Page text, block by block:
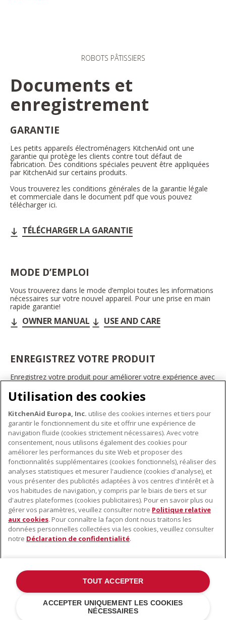
ROBOTS PÂTISSIERS
Documents et
enregistrement
GARANTIE
Les petits appareils électroménagers KitchenAid ont une
garantie qui protège les clients contre tout défaut de
fabrication. Des conditions spéciales peuvent être appliquées
par KitchenAid sur certains produits.
Vous trouverez les conditions générales de la garantie légale
et commerciale dans le document pdf que vous pouvez
télécharger ici.
TÉLÉCHARGER LA GARANTIE
MODE D’EMPLOI
Vous trouverez dans le mode d’emploi toutes les informations
nécessaires sur votre nouvel appareil. Pour une prise en main
rapide garantie!
OWNER MANUAL USE AND CARE
ENREGISTREZ VOTRE PRODUIT
Enregistrez votre produit pour améliorer votre expérience avec
bénéficier d'offres et de promotions exclusives, recevoir des
conseils et des astuces, et bien plus encore.
INSCRIVEZ-VOUS DÈS À PRÉSENT
À PROPOS DE KITCHENAID
À propos de KitchenAid
Histoire de la marque
Communiqués de presse
ODR
NOS PRODUITS
Petits électroménagers
Matériel de cuisine
Accessoires
SERVICE CLIENT
Trouver un magasin
©2022 Tous droits réservés. KitchenAid et la forme du robot pâtissier
multifonction sont des marques déposées aux États Unis et dans
Utilisation des cookies
KitchenAid Europa, Inc. utilise des cookies internes et tiers pour
garantir le fonctionnement du site et offrir une expérience de
navigation fluide (cookies strictement nécessaires). Avec votre
consentement, nous utilisons également des cookies pour
améliorer les performances du site Web et proposer des
fonctionnalités supplémentaires (cookies fonctionnels), réaliser des
analyses statistiques et mesurer l'audience (cookies d'analyse), et
vous présenter des publicités adaptées à vos centres d'intérêt et à
vos habitudes de navigation, y compris par le biais de tiers et sur
d'autres plateformes (cookies publicitaires). Pour en savoir plus ou
gérer vos paramètres, veuillez consulter notre Politique relative
aux cookies. Pour connaître la façon dont nous traitons les
données personnelles collectées via les cookies, veuillez consulter
notre Déclaration de confidentialité.
ACCEPTER UNIQUEMENT LES COOKIES
NÉCESSAIRES
TOUT ACCEPTER